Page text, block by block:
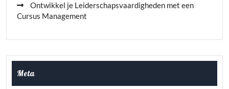
Ontwikkel je Leiderschapsvaardigheden met een
Cursus Management
Meta